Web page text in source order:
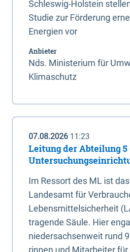
Schleswig-Holstein
Studie zur Förderung
Energien vor
Anbieter
Nds. Ministerium für
Klimaschutz
07.08.2026 11:23
Leitung der Abteilung
Im Ressort des ML ist
Landesamt für
Lebensmittelsicherheit
tragende Säule. Hier
niedersachsenweit rund